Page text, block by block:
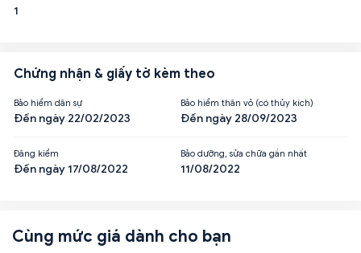
1
Chứng nhận & giấy tờ kèm theo
Bảo hiểm dân sự
Đến ngày 22/02/2023
Bảo hiểm thân vỏ (có thủy kích)
Đến ngày 28/09/2023
Đăng kiểm
Đến ngày 17/08/2022
Bảo dưỡng, sửa chữa gần nhất
11/08/2022
Cùng mức giá dành cho bạn